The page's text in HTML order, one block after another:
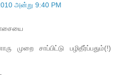
அன்று 9:40 PM
முறை சாப்பிட்டு பழிதீர்ப்பதும்(!)